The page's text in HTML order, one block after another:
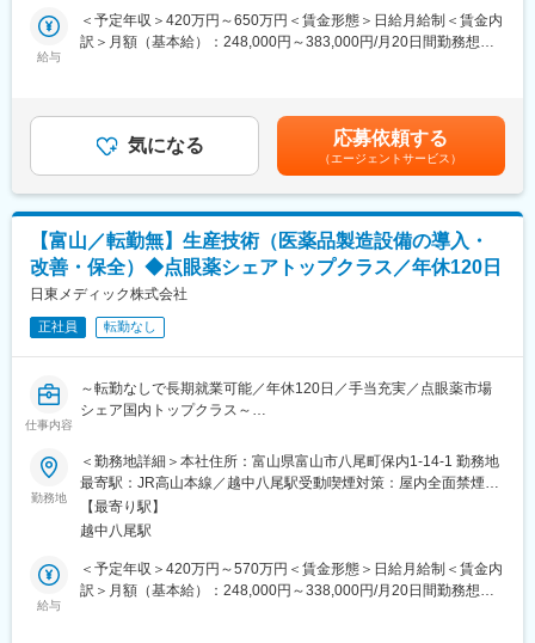
の支給、福利厚生充実の安定企業です。
最近はジェネリック医薬品のみならず、新薬メーカーの受託製造
しており、患者様にとってなくてはならない医薬品の原薬製造を
通して、患者様の健康に貢献することが出来ます。
また、東京大学との共同研究の実績もございます。
★充実した福利厚生
福利厚生が充実しております。八尾工場では社宅もご用意してお
ります。
★意見が尊重される風土
現在成長過程にある会社の為、全ての社員で方針を決定していき
ます。一緒に会社を作っていくような感覚で、会社の意思決定に
等）
◇取引先との交渉、連絡、調整
■当社の特徴：
◇当社は、眼科用の医薬品に特化し、点眼薬の市場シェアは、国
売上は10期連続増収です。
◇今後は、海外事業に力を入れていく動きを取っております。今
まで国内事業を着実に伸ばしてきましたが、アジア地域に広げて
きていく計画があり、成長性のある会社です。
■企業理念：
◇「使う人の立場で、それ以上を目指す」
製造・販売業として、点眼薬を手元で使用している患者様とは直
接お会いする機会はありません。しかし、なくてはならないもの
として手元においている方がいるからこそ、信頼に応える使命感
◇「それぞれに、今日以上を目指す」
医薬品製造の基本は、確かな品質の製品を使用者の負担やコスト
を抑え、安定供給してゆくことです。原料の受け入れから製造・
出荷、営業・販売までそれぞれ立場は異なりますが、今日以上の
■地域未来牽引企業：
給与
＜予定年収＞420万円～650万円＜賃金形態＞日給月給制＜賃金内
訳＞月額（基本給）：248,000円～383,000円/月20日間勤務想定
会社・個人の業績により支給されます。※評価期間全期間在籍した
方が対象となり、初年度は対象となりません。賃金はあくまでも
目安の金額であり、選考を通じて上下する可能性があります。月
給(月額)は固定手当を含めた表記です。
気になる 応募依頼する
（エージェントサービス）
【富山／転勤無】生産技術（医薬品製造設備の導入・
改善・保全）◆点眼薬シェアトップクラス／年休120日
日東メディック株式会社
正社員 転勤なし
仕事内容
～転勤なしで長期就業可能／年休120日／手当充実／点眼薬市場
シェア国内トップクラス～
■業務内容：
医薬品の製造設備に関わる生産技術業務をお任せします。製剤の
調製から充填、包装、梱包まで、医薬品製造を支える各種設備の
導入・改善・保守に携わっていただきます。
入社後は経験やスキルに応じて業務をお任せします。
（1）製造設備の導入・更新
勤務地
＜勤務地詳細＞本社住所：富山県富山市八尾町保内1-14-1 勤務地
最寄駅：JR高山本線／越中八尾駅受動喫煙対策：屋内全面禁煙変
更の範囲：会社の定める事業所
【最寄り駅】
越中八尾駅
給与
＜予定年収＞420万円～570万円＜賃金形態＞日給月給制＜賃金内
訳＞月額（基本給）：248,000円～338,000円/月20日間勤務想定